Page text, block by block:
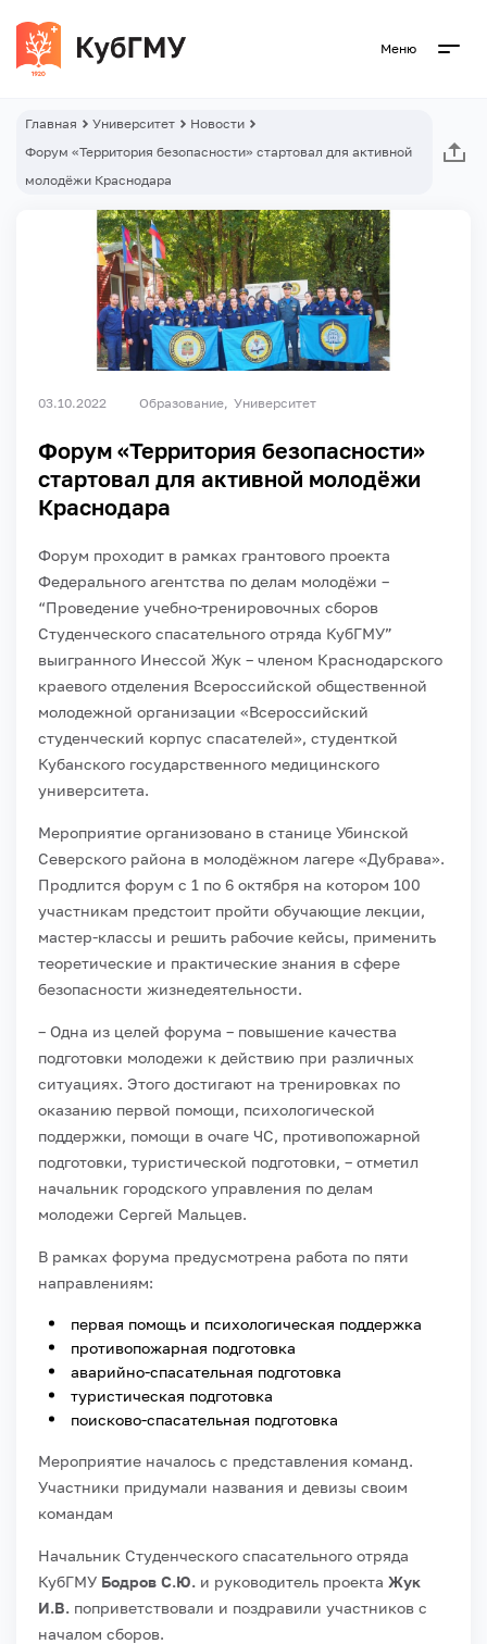
Меню
Главная Университет
Новости
Форум «Территория безопасности» стартовал для активной
молодёжи Краснодара
03.10.2022 Образование Университет
Форум «Территория безопасности»
стартовал для активной молодёжи
Краснодара
Форум проходит в рамках грантового проекта
Федерального агентства по делам молодёжи –
“Проведение учебно-тренировочных сборов
Студенческого спасательного отряда КубГМУ”
выигранного Инессой Жук – членом Краснодарского
краевого отделения Всероссийской общественной
молодежной организации «Всероссийский
студенческий корпус спасателей», студенткой
Кубанского государственного медицинского
университета.
Мероприятие организовано в станице Убинской
Северского района в молодёжном лагере «Дубрава».
Продлится форум с 1 по 6 октября на котором 100
участникам предстоит пройти обучающие лекции,
мастер-классы и решить рабочие кейсы, применить
теоретические и практические знания в сфере
безопасности жизнедеятельности.
– Одна из целей форума – повышение качества
подготовки молодежи к действию при различных
ситуациях. Этого достигают на тренировках по
оказанию первой помощи, психологической
поддержки, помощи в очаге ЧС, противопожарной
подготовки, туристической подготовки, – отметил
начальник городского управления по делам
молодежи Сергей Мальцев.
В рамках форума предусмотрена работа по пяти
направлениям:
первая помощь и психологическая поддержка
противопожарная подготовка
аварийно-спасательная подготовка
туристическая подготовка
поисково-спасательная подготовка
Мероприятие началось с представления команд.
Участники придумали названия и девизы своим
командам
Начальник Студенческого спасательного отряда
КубГМУ Бодров С.Ю. и руководитель проекта Жук
И.В. поприветствовали и поздравили участников с
началом сборов.